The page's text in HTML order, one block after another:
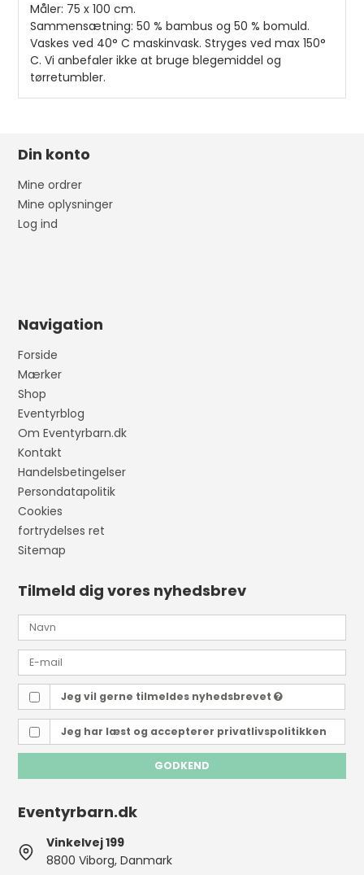
Måler: 75 x 100 cm.
Sammensætning: 50 % bambus og 50 % bomuld.
Vaskes ved 40° C maskinvask. Stryges ved max 150°
C. Vi anbefaler ikke at bruge blegemiddel og
tørretumbler.
Din konto
Mine ordrer
Mine oplysninger
Log ind
Navigation
Forside
Mærker
Shop
Eventyrblog
Om Eventyrbarn.dk
Kontakt
Handelsbetingelser
Persondatapolitik
Cookies
fortrydelses ret
Sitemap
Tilmeld dig vores nyhedsbrev
Jeg vil gerne tilmeldes nyhedsbrevet
Jeg har læst og accepterer privatlivspolitikken
GODKEND
Eventyrbarn.dk
Vinkelvej 199
8800 Viborg, Danmark